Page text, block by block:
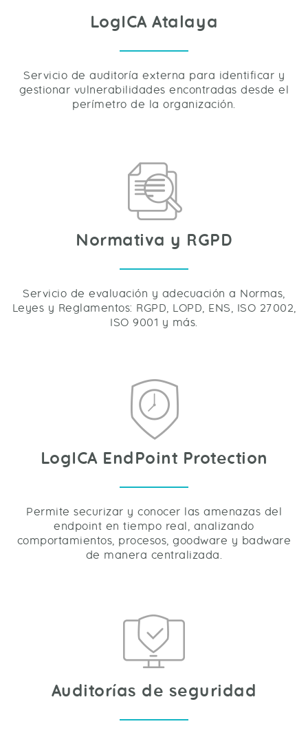
LogICA Atalaya
Servicio de auditoría externa para identificar y
gestionar vulnerabilidades encontradas desde el
perímetro de la organización.
Normativa y RGPD
Servicio de evaluación y adecuación a Normas,
Leyes y Reglamentos: RGPD, LOPD, ENS, ISO 27002,
ISO 9001 y más.
LogICA EndPoint Protection
Permite securizar y conocer las amenazas del
endpoint en tiempo real, analizando
comportamientos, procesos, goodware y badware
de manera centralizada.
Auditorías de seguridad